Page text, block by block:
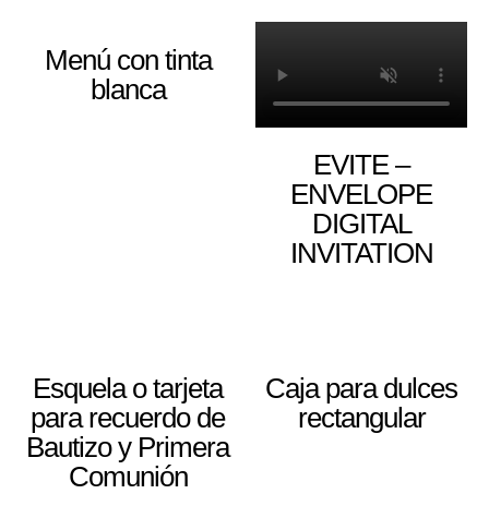
Menú con tinta
blanca
EVITE –
ENVELOPE
DIGITAL
INVITATION
Esquela o tarjeta
para recuerdo de
Bautizo y Primera
Comunión
Caja para dulces
rectangular